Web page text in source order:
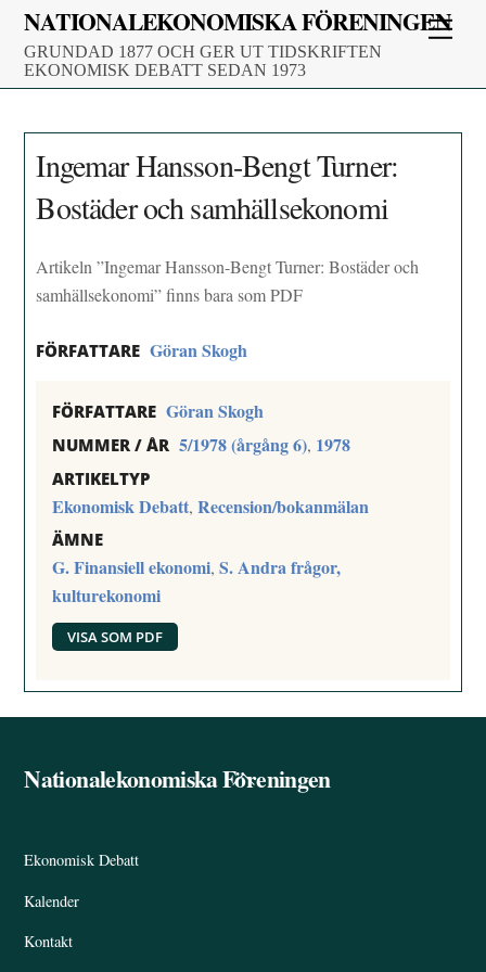
Skip
content
NATIONALEKONOMISKA FÖRENINGEN
GRUNDAD 1877 OCH GER UT TIDSKRIFTEN
EKONOMISK DEBATT SEDAN 1973
Ingemar Hansson-Bengt Turner:
Bostäder och samhällsekonomi
Artikeln ”Ingemar Hansson-Bengt Turner: Bostäder och
samhällsekonomi” finns bara som PDF
FÖRFATTARE Göran Skogh
FÖRFATTARE Göran Skogh
NUMMER / ÅR 5/1978 (årgång 6), 1978
ARTIKELTYP
Ekonomisk Debatt,Recension/bokanmälan
ÄMNE
G. Finansiell ekonomi,S. Andra frågor,
kulturekonomi
VISA SOM PDF
Back
Nationalekonomiska Föreningen
Ekonomisk Debatt
Kalender
Kontakt